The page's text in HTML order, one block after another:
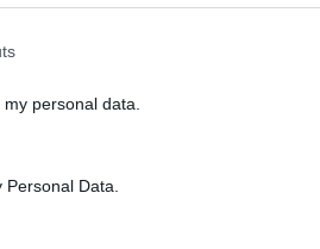
personal data.
Data.
A döntés kegyetlen
hirdették, az emberek
azonban ez nem